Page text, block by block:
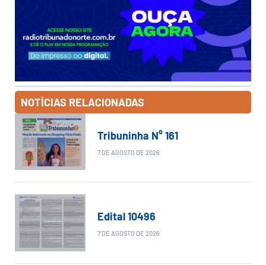
NOTÍCIAS RELACIONADAS
Tribuninha N° 161
7 DE AGOSTO DE 2026
Edital 10496
7 DE AGOSTO DE 2026